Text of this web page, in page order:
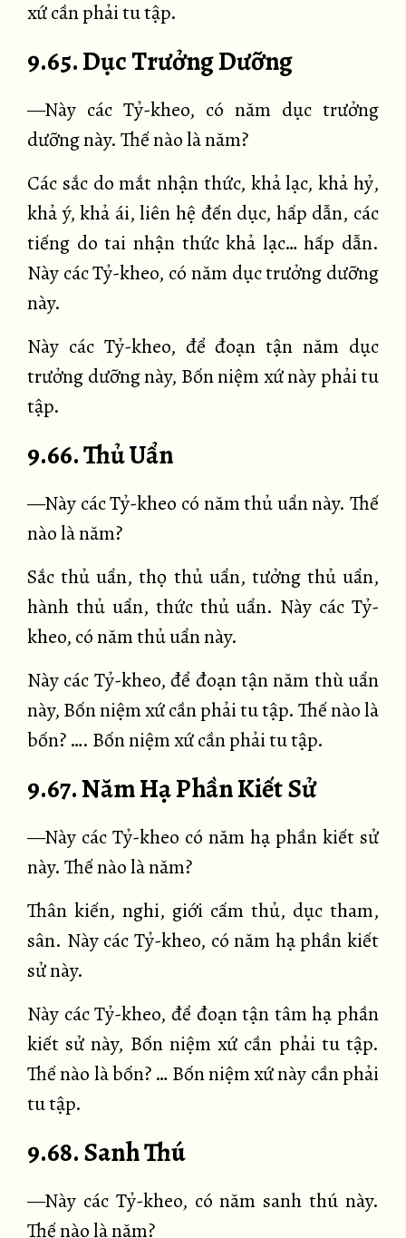
xứ cần phải tu tập.
9.65. Dục Trưởng Dưỡng
—Này các Tỷ-kheo, có năm dục trưởng
dưỡng này. Thế nào là năm?
Các sắc do mắt nhận thức, khả lạc, khả hỷ,
khả ý, khả ái, liên hệ đến dục, hấp dẫn, các
tiếng do tai nhận thức khả lạc… hấp dẫn.
Này các Tỷ-kheo, có năm dục trưởng dưỡng
này.
Này các Tỷ-kheo, để đoạn tận năm dục
trưởng dưỡng này, Bốn niệm xứ này phải tu
tập.
9.66. Thủ Uẩn
—Này các Tỷ-kheo có năm thủ uẩn này. Thế
nào là năm?
Sắc thủ uẩn, thọ thủ uẩn, tưởng thủ uẩn,
hành thủ uẩn, thức thủ uẩn. Này các Tỷ-
kheo, có năm thủ uẩn này.
Này các Tỷ-kheo, để đoạn tận năm thù uẩn
này, Bốn niệm xứ cần phải tu tập. Thế nào là
bốn? …. Bốn niệm xứ cần phải tu tập.
9.67. Năm Hạ Phần Kiết Sử
—Này các Tỷ-kheo có năm hạ phần kiết sử
này. Thế nào là năm?
Thân kiến, nghi, giới cấm thủ, dục tham,
sân. Này các Tỷ-kheo, có năm hạ phần kiết
sử này.
Này các Tỷ-kheo, để đoạn tận tâm hạ phần
kiết sử này, Bốn niệm xứ cần phải tu tập.
Thế nào là bốn? … Bốn niệm xứ này cần phải
tu tập.
9.68. Sanh Thú
—Này các Tỷ-kheo, có năm sanh thú này.
Thế nào là năm?